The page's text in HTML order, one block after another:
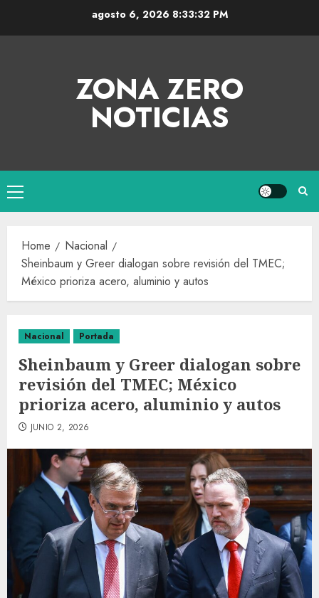
agosto 6, 2026 8:33:33 PM
ZONA ZERO
NOTICIAS
Home
Nacional
Sheinbaum y Greer dialogan sobre revisión del TMEC;
México prioriza acero, aluminio y autos
Nacional Portada
Sheinbaum y Greer dialogan sobre
revisión del TMEC; México
prioriza acero, aluminio y autos
JUNIO 2, 2026